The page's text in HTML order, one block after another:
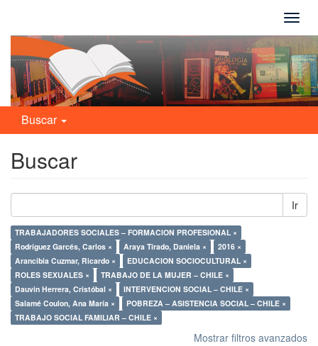
Buscar
Buscar
Ir
TRABAJADORES SOCIALES – FORMACION PROFESIONAL ×
Rodríguez Garcés, Carlos ×
Araya Tirado, Daniela ×
2016 ×
Arancibia Cuzmar, Ricardo ×
EDUCACION SOCIOCULTURAL ×
ROLES SEXUALES ×
TRABAJO DE LA MUJER – CHILE ×
Dauvin Herrera, Cristóbal ×
INTERVENCION SOCIAL – CHILE ×
Salamé Coulon, Ana María ×
POBREZA – ASISTENCIA SOCIAL – CHILE ×
TRABAJO SOCIAL FAMILIAR – CHILE ×
Mostrar filtros avanzados